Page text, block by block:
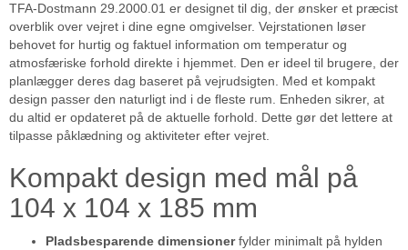
TFA-Dostmann 29.2000.01 er designet til dig, der ønsker et præcist
overblik over vejret i dine egne omgivelser. Vejrstationen løser
behovet for hurtig og faktuel information om temperatur og
atmosfæriske forhold direkte i hjemmet. Den er ideel til brugere, der
planlægger deres dag baseret på vejrudsigten. Med et kompakt
design passer den naturligt ind i de fleste rum. Enheden sikrer, at
du altid er opdateret på de aktuelle forhold. Dette gør det lettere at
tilpasse påklædning og aktiviteter efter vejret.
Kompakt design med mål på
104 x 104 x 185 mm
Pladsbesparende dimensionerfylder minimalt på hylden